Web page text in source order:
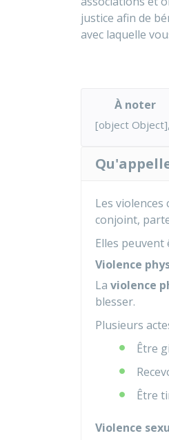
justice afin de
avec laquelle
À noter
[object
Les violences
conjoint,
Elles peuvent
Violence
La violence
blesser.
Plusieurs
Être
Être
Violence